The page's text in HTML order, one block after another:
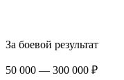
За боевой результат
50 000 — 300 000 ₽